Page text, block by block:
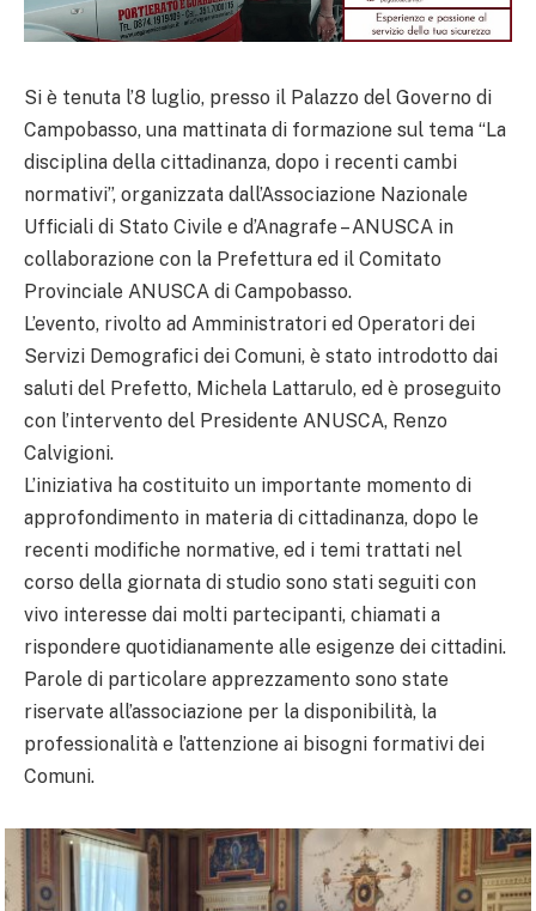
Si è tenuta l’8 luglio, presso il Palazzo del Governo di
Campobasso, una mattinata di formazione sul tema “La
disciplina della cittadinanza, dopo i recenti cambi
normativi”, organizzata dall’Associazione Nazionale
Ufficiali di Stato Civile e d’Anagrafe – ANUSCA in
collaborazione con la Prefettura ed il Comitato
Provinciale ANUSCA di Campobasso.
L’evento, rivolto ad Amministratori ed Operatori dei
Servizi Demografici dei Comuni, è stato introdotto dai
saluti del Prefetto, Michela Lattarulo, ed è proseguito
con l’intervento del Presidente ANUSCA, Renzo
Calvigioni.
L’iniziativa ha costituito un importante momento di
approfondimento in materia di cittadinanza, dopo le
recenti modifiche normative, ed i temi trattati nel
corso della giornata di studio sono stati seguiti con
vivo interesse dai molti partecipanti, chiamati a
rispondere quotidianamente alle esigenze dei cittadini.
Parole di particolare apprezzamento sono state
riservate all’associazione per la disponibilità, la
professionalità e l’attenzione ai bisogni formativi dei
Comuni.